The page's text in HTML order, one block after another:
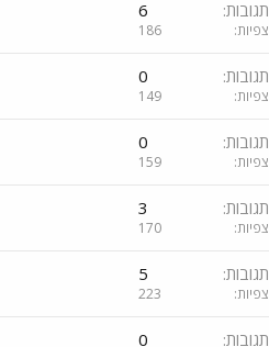
תגובות 6
צפיות 186
תגובות 0
צפיות 149
תגובות 0
צפיות 159
תגובות 3
צפיות 170
תגובות 5
צפיות 223
תגובות 0